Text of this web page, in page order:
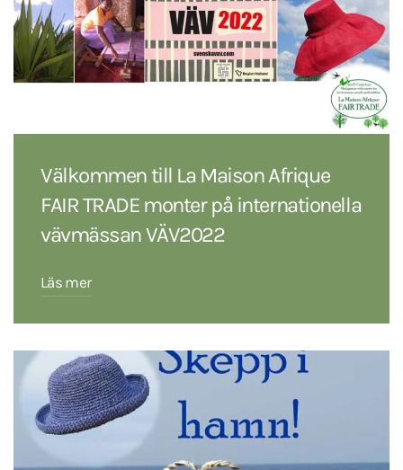
Välkommen till La Maison Afrique
FAIR TRADE monter på internationella
vävmässan VÄV2022
Läs mer